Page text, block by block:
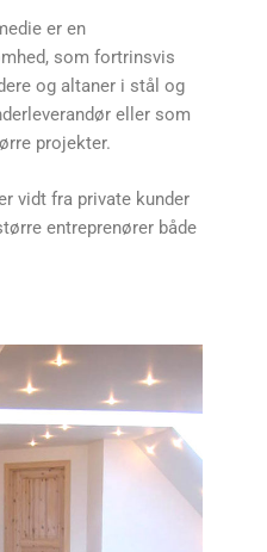
er en
som fortrinsvis
og altaner i stål og
eller som
projekter.
vidt fra private kunder
entreprenører både